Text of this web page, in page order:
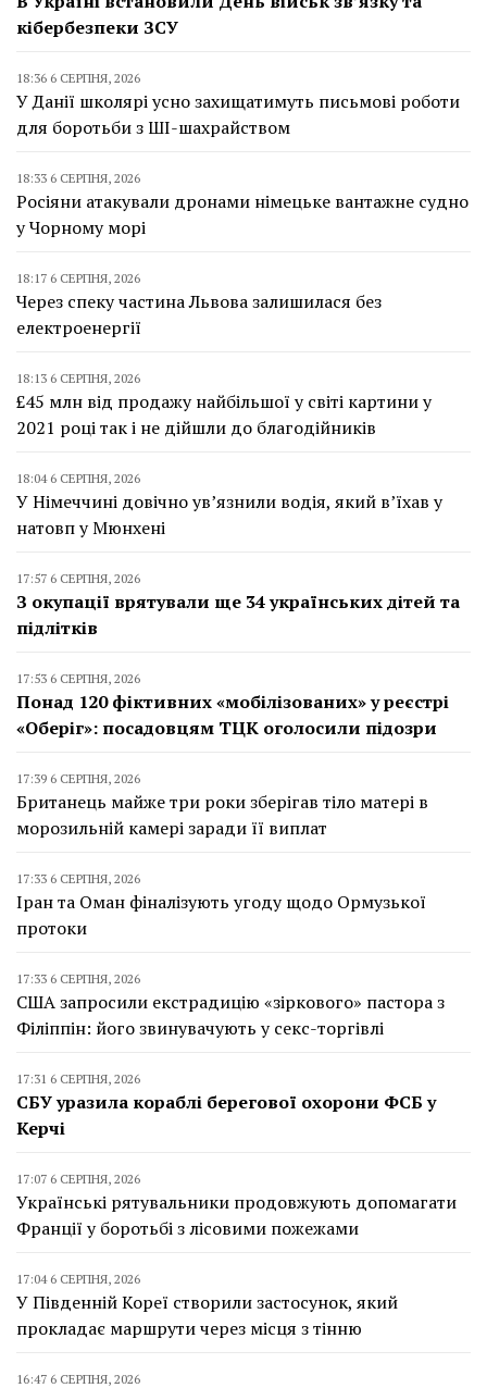
кібербезпеки ЗСУ
18:36 6 СЕРПНЯ, 2026
У Данії школярі усно захищатимуть письмові роботи
для боротьби з ШІ-шахрайством
18:33 6 СЕРПНЯ, 2026
Росіяни атакували дронами німецьке вантажне судно
у Чорному морі
18:17 6 СЕРПНЯ, 2026
Через спеку частина Львова залишилася без
електроенергії
18:13 6 СЕРПНЯ, 2026
£45 млн від продажу найбільшої у світі картини у
2021 році так і не дійшли до благодійників
18:04 6 СЕРПНЯ, 2026
У Німеччині довічно ув’язнили водія, який в’їхав у
натовп у Мюнхені
17:57 6 СЕРПНЯ, 2026
З окупації врятували ще 34 українських дітей та
підлітків
17:53 6 СЕРПНЯ, 2026
Понад 120 фіктивних «мобілізованих» у реєстрі
«Оберіг»: посадовцям ТЦК оголосили підозри
17:39 6 СЕРПНЯ, 2026
Британець майже три роки зберігав тіло матері в
морозильній камері заради її виплат
17:33 6 СЕРПНЯ, 2026
Іран та Оман фіналізують угоду щодо Ормузької
протоки
17:33 6 СЕРПНЯ, 2026
США запросили екстрадицію «зіркового» пастора з
Філіппін: його звинувачують у секс-торгівлі
17:31 6 СЕРПНЯ, 2026
СБУ уразила кораблі берегової охорони ФСБ у
Керчі
17:07 6 СЕРПНЯ, 2026
Українські рятувальники продовжують допомагати
Франції у боротьбі з лісовими пожежами
17:04 6 СЕРПНЯ, 2026
У Південній Кореї створили застосунок, який
прокладає маршрути через місця з тінню
16:47 6 СЕРПНЯ, 2026